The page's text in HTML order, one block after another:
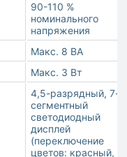
90-110 %
номинального
напряжения
Макс. 8 ВА
Макс. 3 Вт
4,5-разрядный, 7-
сегментный
светодиодный
дисплей
(переключение
цветов: красный,